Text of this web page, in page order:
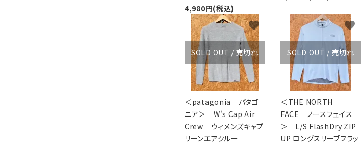
4,980円(税込)
SOLD OUT / 売切れ
＜patagonia パタゴ
ニア＞ W's Cap Air
Crew ウィメンズキャプ
リーンエアクルー
favorite
SOLD OUT / 売切れ
＜THE NORTH
FACE ノースフェイス
＞ L/S FlashDry ZIP
UP ロングスリーブフラッ
favorite